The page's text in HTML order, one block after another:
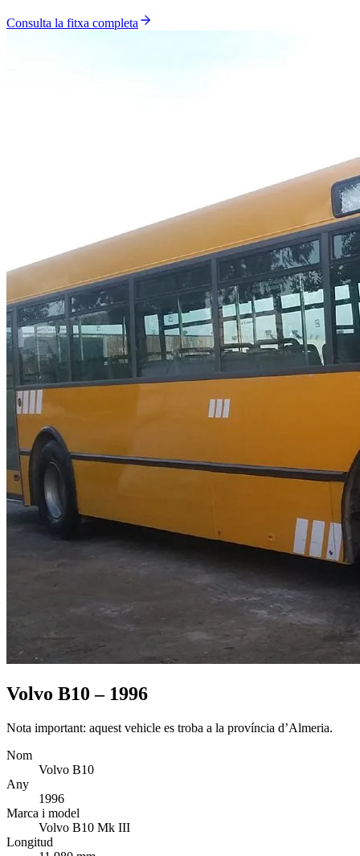
Consulta la fitxa completa
Volvo B10 – 1996
Nota important: aquest vehicle es troba a la província d’Almeria.
Nom
Volvo B10
Any
1996
Marca i model
Volvo B10 Mk III
Longitud